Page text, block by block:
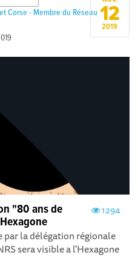
Corse - Membre du Réseau 12
2019
1294
"80 ans de
la délégation régionale
sera visible a l'Hexagone